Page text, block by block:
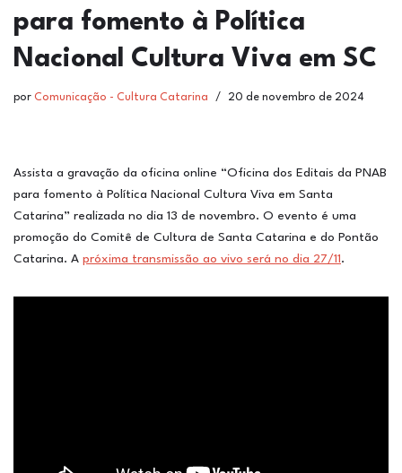
para fomento à Política
Nacional Cultura Viva em SC
por Comunicação - Cultura Catarina 20 de novembro de 2024
Assista a gravação da oficina online “Oficina dos Editais da PNAB
para fomento à Política Nacional Cultura Viva em Santa
Catarina” realizada no dia 13 de novembro. O evento é uma
promoção do Comitê de Cultura de Santa Catarina e do Pontão
Catarina. A próxima transmissão ao vivo será no dia 27/11.